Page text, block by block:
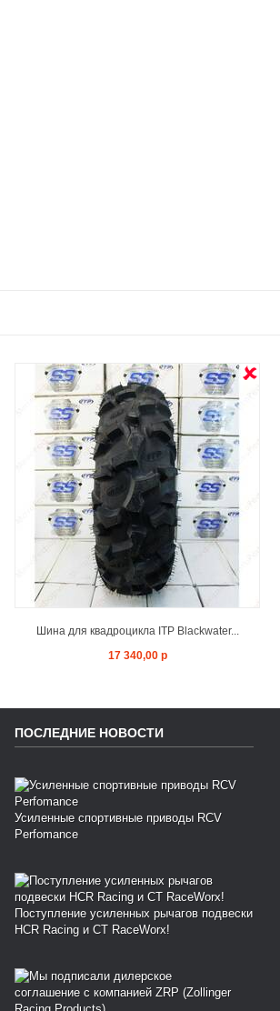
Шина для квадроцикла ITP Blackwater...
17 340,00 р
OUT STOCK
ПОСЛЕДНИЕ НОВОСТИ
Усиленные спортивные приводы RCV
Perfomance
Поступление усиленных рычагов подвески
HCR Racing и CT RaceWorx!